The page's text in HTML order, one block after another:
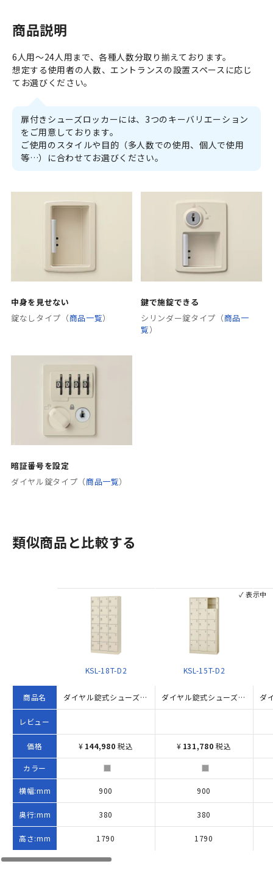
商品説明
6人用～24人用まで、各種人数分取り揃えております。
想定する使用者の人数、エントランスの設置スペースに応じ
てお選びください。
扉付きシューズロッカーには、3つのキーバリエーション
をご用意しております。
ご使用のスタイルや目的（多人数での使用、個人で使用
等…）に合わせてお選びください。
中身を見せない
錠なしタイプ（商品一覧）
鍵で施錠できる
シリンダー錠タイプ（商品一
覧）
暗証番号を設定
ダイヤル錠タイプ（商品一覧）
類似商品と比較する
商品名
レビュー
価格
カラー
横幅:mm
奥行:mm
高さ:mm
KSL-18T-D2
✓ 表示中
ダイヤル錠式シューズロッカー 3列6段18人用（W900×D380×H1790）
¥ 144,980 税込
900
380
1790
KSL-15T-D2
ダイヤル錠式シューズロッカー 3列5段15人用 W900×D380×H1790 ニューグレー
¥ 131,780 税込
900
380
1790